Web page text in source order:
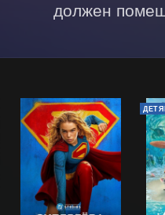
должен